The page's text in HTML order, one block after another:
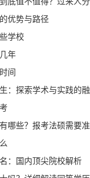
优势与路径
学校
年
间
探索学术与实践的融合
些？报考法硕需要准备什
：国内顶尖院校解析